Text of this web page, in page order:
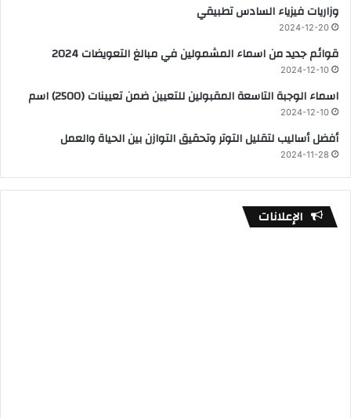
وزاريات فيزياء السادس تطبيقي
2024-12-20
قوائم جديد من اسماء المشمولين في مبالغ التعويضات 2024
2024-12-10
اسماء الوجبة التاسعة المقبولين للتعيين ضمن تعيينات (2500) اسم
2024-12-10
أفضل أساليب لتقليل التوتر وتحقيق التوازن بين الحياة والعمل
2024-11-28
الإعلانات